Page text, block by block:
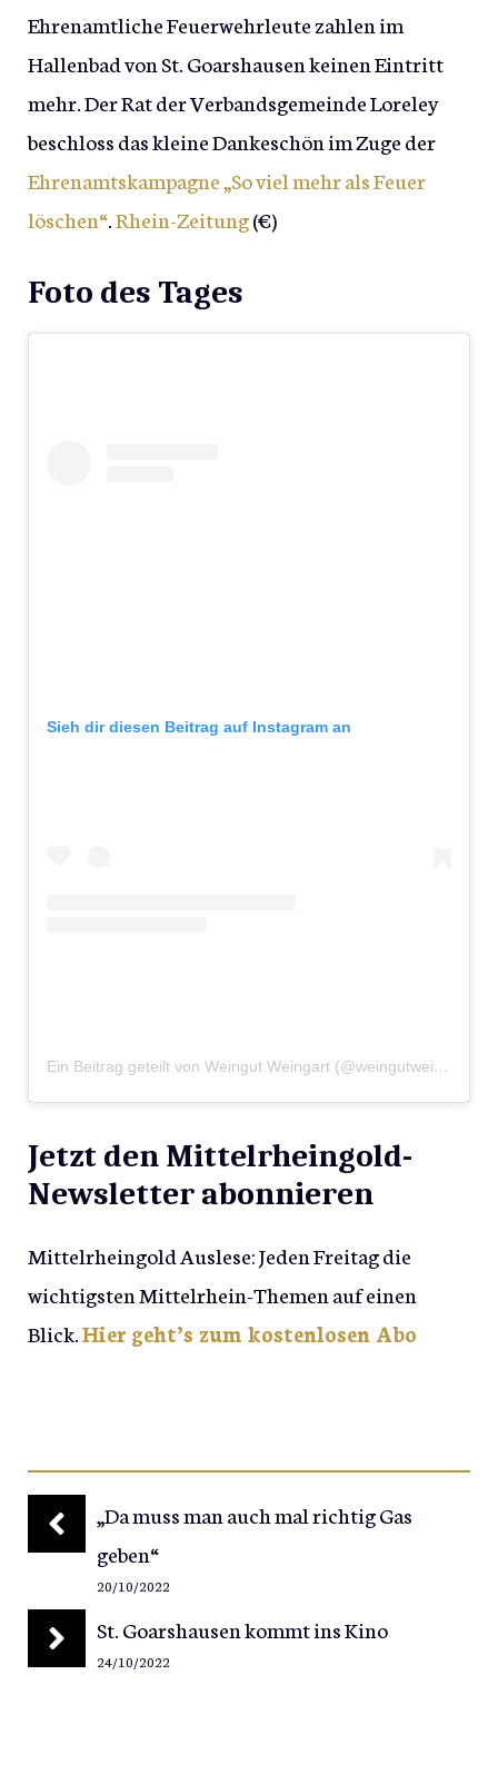
Ehrenamtliche Feuerwehrleute zahlen im
Hallenbad von St. Goarshausen keinen Eintritt
mehr. Der Rat der Verbandsgemeinde Loreley
beschloss das kleine Dankeschön im Zuge der
Ehrenamtskampagne „So viel mehr als Feuer
löschen“.Rhein-Zeitung(€)
Foto des Tages
Sieh dir diesen Beitrag auf Instagram an
Ein Beitrag geteilt von Weingut Weingart (@weingutweingart)
Jetzt den Mittelrheingold-
Newsletter abonnieren
Mittelrheingold Auslese: Jeden Freitag die
wichtigsten Mittelrhein-Themen auf einen
Blick.Hier geht’s zum kostenlosen Abo
„Da muss man auch mal richtig Gas
geben“
20/10/2022
St. Goarshausen kommt ins Kino
24/10/2022